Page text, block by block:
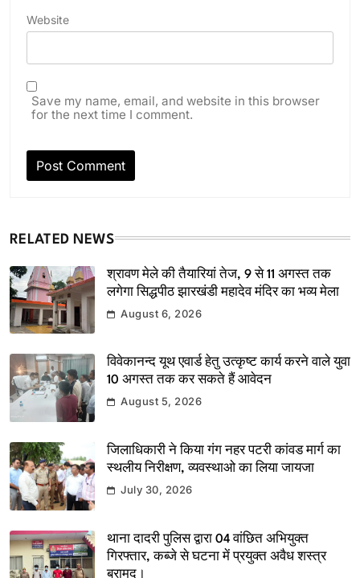
Website
Save my name, email, and website in this browser
for the next time I comment.
RELATED NEWS
श्रावण मेले की तैयारियां तेज, 9 से 11 अगस्त तक
लगेगा सिद्धपीठ झारखंडी महादेव मंदिर का भव्य मेला
August 6, 2026
विवेकानन्द यूथ एवार्ड हेतु उत्कृष्ट कार्य करने वाले युवा
10 अगस्त तक कर सकते हैं आवेदन
August 5, 2026
जिलाधिकारी ने किया गंग नहर पटरी कांवड मार्ग का
स्थलीय निरीक्षण, व्यवस्थाओ का लिया जायजा
July 30, 2026
थाना दादरी पुलिस द्वारा 04 वांछित अभियुक्त
गिरफ्तार, कब्जे से घटना में प्रयुक्त अवैध शस्त्र
बरामद।